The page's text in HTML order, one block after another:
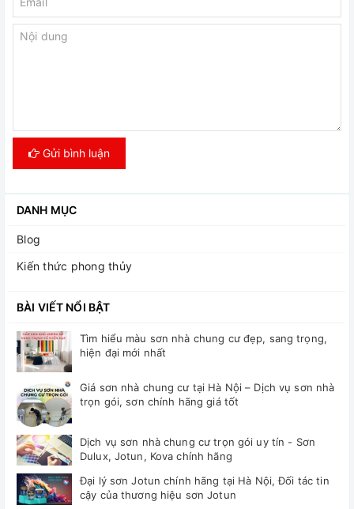
Gửi bình luận
DANH MỤC
Blog
Kiến thức phong thủy
BÀI VIẾT NỔI BẬT
Tìm hiểu màu sơn nhà chung cư đẹp, sang trọng,
hiện đại mới nhất
Giá sơn nhà chung cư tại Hà Nội – Dịch vụ sơn nhà
trọn gói, sơn chính hãng giá tốt
Dịch vụ sơn nhà chung cư trọn gói uy tín - Sơn
Dulux, Jotun, Kova chính hãng
Đại lý sơn Jotun chính hãng tại Hà Nội, Đối tác tin
cậy của thương hiệu sơn Jotun